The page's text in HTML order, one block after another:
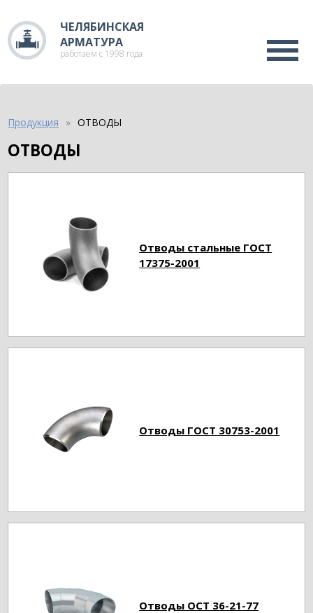
ЧЕЛЯБИНСКАЯ
АРМАТУРА
работаем с 1998 года
Продукция ОТВОДЫ
ОТВОДЫ
Отводы стальные ГОСТ
17375-2001
Отводы ГОСТ 30753-2001
Отводы ОСТ 36-21-77